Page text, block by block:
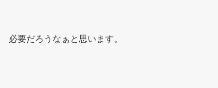
必要だろうなぁと思います。